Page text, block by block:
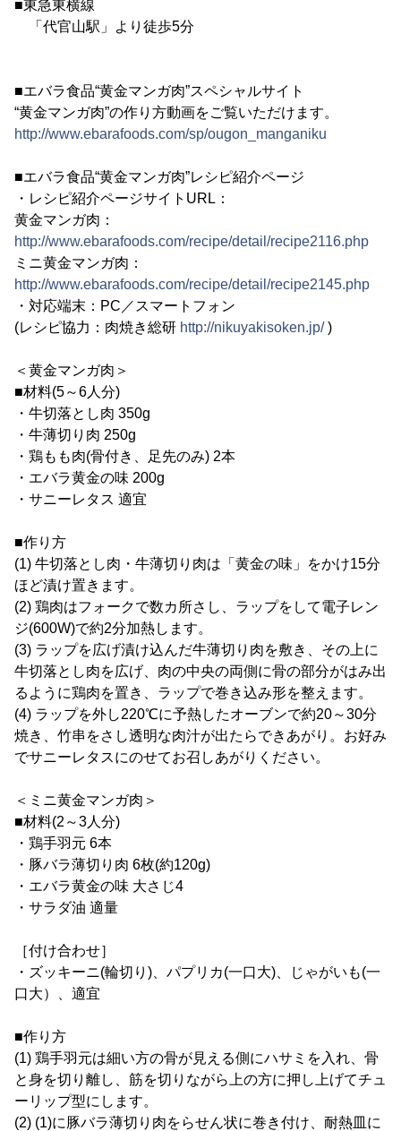
■東急東横線
「代官山駅」より徒歩5分
■エバラ食品“黄金マンガ肉”スペシャルサイト
“黄金マンガ肉”の作り方動画をご覧いただけます。
http://www.ebarafoods.com/sp/ougon_manganiku
■エバラ食品“黄金マンガ肉”レシピ紹介ページ
・レシピ紹介ページサイトURL：
黄金マンガ肉：
http://www.ebarafoods.com/recipe/detail/recipe2116.php
ミニ黄金マンガ肉：
http://www.ebarafoods.com/recipe/detail/recipe2145.php
・対応端末：PC／スマートフォン
(レシピ協力：肉焼き総研 http://nikuyakisoken.jp/)
＜黄金マンガ肉＞
■材料(5～6人分)
・牛切落とし肉 350g
・牛薄切り肉 250g
・鶏もも肉(骨付き、足先のみ) 2本
・エバラ黄金の味 200g
・サニーレタス 適宜
■作り方
(1) 牛切落とし肉・牛薄切り肉は「黄金の味」をかけ15分
ほど漬け置きます。
(2) 鶏肉はフォークで数カ所さし、ラップをして電子レン
ジ(600W)で約2分加熱します。
(3) ラップを広げ漬け込んだ牛薄切り肉を敷き、その上に
牛切落とし肉を広げ、肉の中央の両側に骨の部分がはみ出
るように鶏肉を置き、ラップで巻き込み形を整えます。
(4) ラップを外し220℃に予熱したオーブンで約20～30分
焼き、竹串をさし透明な肉汁が出たらできあがり。お好み
でサニーレタスにのせてお召しあがりください。
＜ミニ黄金マンガ肉＞
■材料(2～3人分)
・鶏手羽元 6本
・豚バラ薄切り肉 6枚(約120g)
・エバラ黄金の味 大さじ4
・サラダ油 適量
［付け合わせ］
・ズッキーニ(輪切り)、パプリカ(一口大)、じゃがいも(一
口大）、適宜
■作り方
(1) 鶏手羽元は細い方の骨が見える側にハサミを入れ、骨
と身を切り離し、筋を切りながら上の方に押し上げてチュ
ーリップ型にします。
(2) (1)に豚バラ薄切り肉をらせん状に巻き付け、耐熱皿に